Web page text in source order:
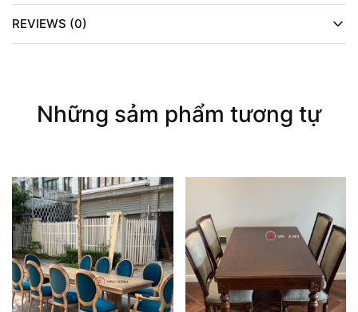
REVIEWS (0)
Những sảm phẩm tương tự